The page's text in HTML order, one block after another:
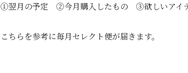
①翌月の予定 ②今月購入したもの ③欲しいアイ
こちらを参考に毎月セレクト便が届きます。